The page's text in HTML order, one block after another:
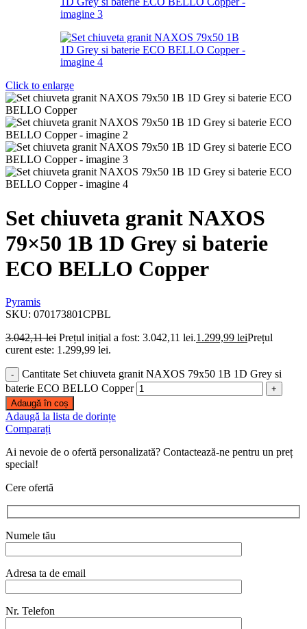
Click to enlarge
Set chiuveta granit NAXOS
79×50 1B 1D Grey si baterie
ECO BELLO Copper
Pyramis
SKU: 070173801CPBL
3.042,11lei Prețul inițial a fost: 3.042,11 lei.1.299,99 leiPrețul
curent este: 1.299,99 lei.
Cantitate Set chiuveta granit NAXOS 79x50 1B 1D Grey si
baterie ECO BELLO Copper
Adaugă în coș
Adaugă la lista de dorințe
Comparați
Ai nevoie de o ofertă personalizată? Contactează-ne pentru un preț
special!
Cere ofertă
Numele tău
Adresa ta de email
Nr. Telefon